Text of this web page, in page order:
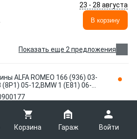
Корзина Гараж Войти
23 - 28 августа
В корзину
Показать еще 2 предложения
ALFA ROMEO 166 (936) 03-
(8P1) 05-12,BMW 1 (E81) 06-
CAPTI JRONE 10900177
ALFA ROMEO 166 (936) 03-07,AUDI